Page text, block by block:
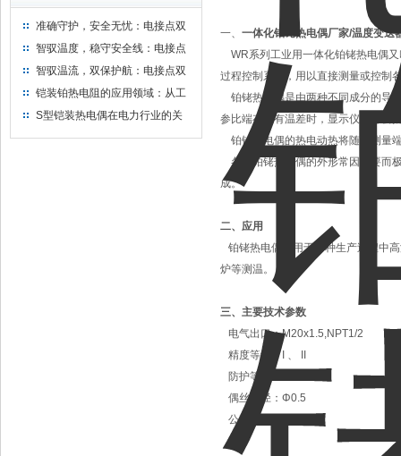
准确守护，安全无忧：电接点双
金属温度计——测温新选择
智驭温度，稳守安全线：电接点
双金属温度计的创新守护
智驭温流，双保护航：电接点双
金属温度计在工业领域的革新应
铠装铂热电阻的应用领域：从工
业到科研，无所不在的温度测量
S型铠装热电偶在电力行业的关
一、 一体化铂铑热电偶厂家/温度变送
WR系列工业用一体化铂铑热电偶
过程控制系统，用以直接测量或控制
铂铑热电偶是由两种不同成分的导
参比端存在有温差时，显示仪表将会
铂铑热电偶的热电动热将随着测量
各种铂铑热电偶的外形常因需要而
成。
二、应用
铂铑热电偶适用于各种生产过程中
炉等测温。
三、主要技术参数
电气出口：M20x1.5,NPT1/2
精度等级：I 、 II
防护等级：IP65
偶丝直径：Φ0.5
公称压力：常压